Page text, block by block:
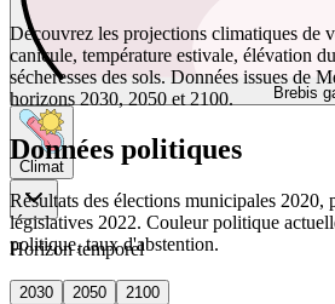
Brebis
Climat
Horizon temporel
2030 2050
2100
Découvrez les projections climatiques de
canicule, température estivale, élévation
sécheresses des sols. Données issues de
horizons 2030, 2050 et 2100.
Données politiques
Résultats des élections municipales 2020,
législatives 2022. Couleur politique
politique, taux d'abstention.